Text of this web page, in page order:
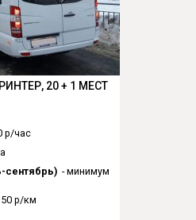
20 + 1 МЕСТ
р/час
- минимум
50 р/км